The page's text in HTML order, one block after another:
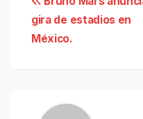
de
gira de estadios en
México.